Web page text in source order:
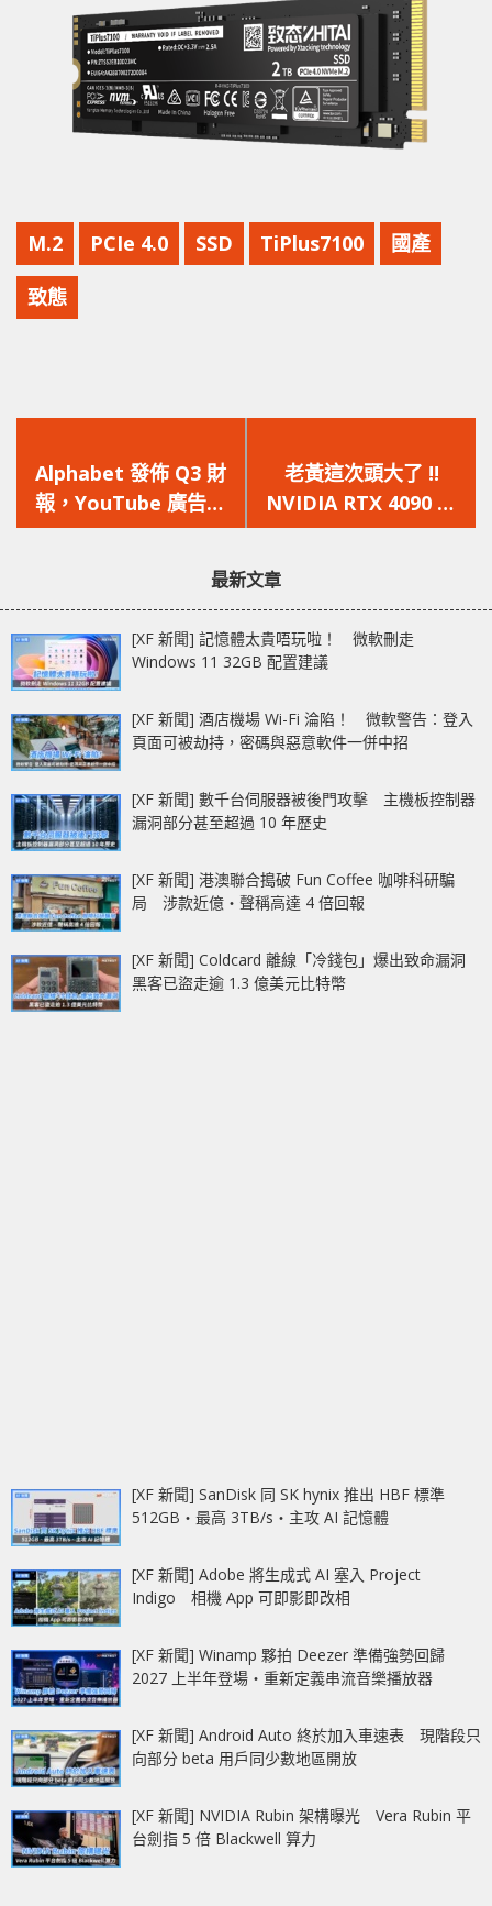
M.2 PCIe 4.0 SSD TiPlus7100 國產
致態
一
篇
文
Alphabet 發佈 Q3 財
報，YouTube 廣告收
入不增反減，營收增長
一
篇
文
老黃這次頭大了 !!
NVIDIA RTX 4090 已
發生五起接頭燒毀事
最新文章
[XF 新聞] 記憶體太貴唔玩啦！ 微軟刪走
Windows 11 32GB 配置建議
[XF 新聞] 酒店機場 Wi-Fi 淪陷！ 微軟警告：登入
頁面可被劫持，密碼與惡意軟件一併中招
[XF 新聞] 數千台伺服器被後門攻擊 主機板控制器
漏洞部分甚至超過 10 年歷史
[XF 新聞] 港澳聯合搗破 Fun Coffee 咖啡科研騙
局 涉款近億‧聲稱高達 4 倍回報
[XF 新聞] Coldcard 離線「冷錢包」爆出致命漏洞
黑客已盜走逾 1.3 億美元比特幣
[XF 新聞] SanDisk 同 SK hynix 推出 HBF 標準
512GB‧最高 3TB/s‧主攻 AI 記憶體
[XF 新聞] Adobe 將生成式 AI 塞入 Project
Indigo 相機 App 可即影即改相
[XF 新聞] Winamp 夥拍 Deezer 準備強勢回歸
2027 上半年登場‧重新定義串流音樂播放器
[XF 新聞] Android Auto 終於加入車速表 現階段只
向部分 beta 用戶同少數地區開放
[XF 新聞] NVIDIA Rubin 架構曝光 Vera Rubin 平
台劍指 5 倍 Blackwell 算力